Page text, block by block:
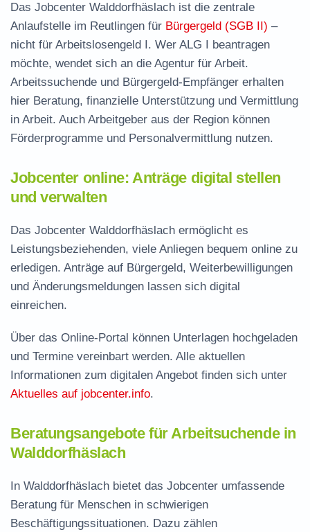
Das Jobcenter Walddorfhäslach ist die zentrale
Anlaufstelle im Reutlingen für Bürgergeld (SGB II) –
nicht für Arbeitslosengeld I. Wer ALG I beantragen
möchte, wendet sich an die Agentur für Arbeit.
Arbeitssuchende und Bürgergeld-Empfänger erhalten
hier Beratung, finanzielle Unterstützung und Vermittlung
in Arbeit. Auch Arbeitgeber aus der Region können
Förderprogramme und Personalvermittlung nutzen.
Jobcenter online: Anträge digital stellen
und verwalten
Das Jobcenter Walddorfhäslach ermöglicht es
Leistungsbeziehenden, viele Anliegen bequem online zu
erledigen. Anträge auf Bürgergeld, Weiterbewilligungen
und Änderungsmeldungen lassen sich digital
einreichen.
Über das Online-Portal können Unterlagen hochgeladen
und Termine vereinbart werden. Alle aktuellen
Informationen zum digitalen Angebot finden sich unter
Aktuelles auf jobcenter.info.
Beratungsangebote für Arbeitsuchende in
Walddorfhäslach
In Walddorfhäslach bietet das Jobcenter umfassende
Beratung für Menschen in schwierigen
Beschäftigungssituationen. Dazu zählen